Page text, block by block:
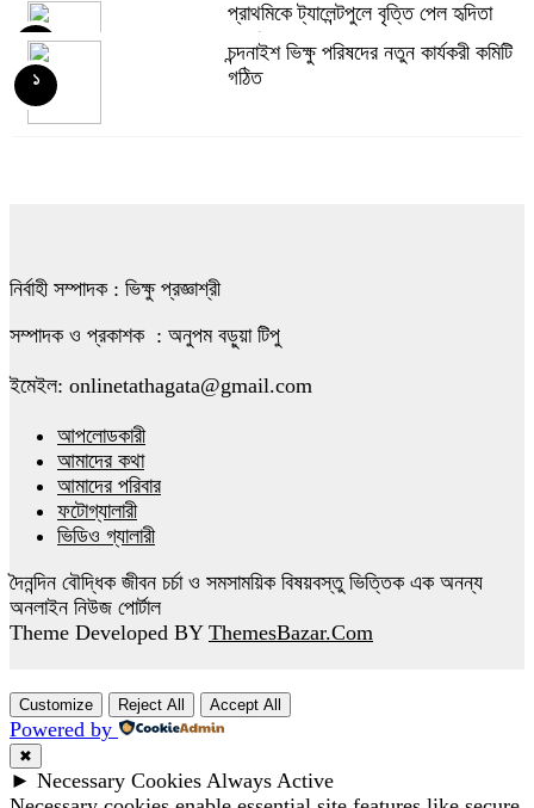
প্রাথমিকে ট্যালেন্টপুলে বৃত্তি পেল হৃদিতা
বড়ুয়া
৫
সম্যকের ২০২৬-২৭ কেন্দ্রীয় কমিটি গঠন
৯
১০
চন্দনাইশ ভিক্ষু পরিষদের নতুন কার্যকরী কমিটি
গঠিত
১
নির্বাহী সম্পাদক : ভিক্ষু প্রজ্ঞাশ্রী
সম্পাদক ও প্রকাশক : অনুপম বড়ুয়া টিপু
ইমেইল: onlinetathagata@gmail.com
আপলোডকারী
আমাদের কথা
আমাদের পরিবার
ফটোগ্যালারী
ভিডিও গ্যালারী
দৈনন্দিন বৌদ্ধিক জীবন চর্চা ও সমসাময়িক বিষয়বস্তু ভিত্তিক এক অনন্য
অনলাইন নিউজ পোর্টাল
Theme Developed BY ThemesBazar.Com
Customize Reject All Accept All
Powered by
✖
► Necessary Cookies Always Active